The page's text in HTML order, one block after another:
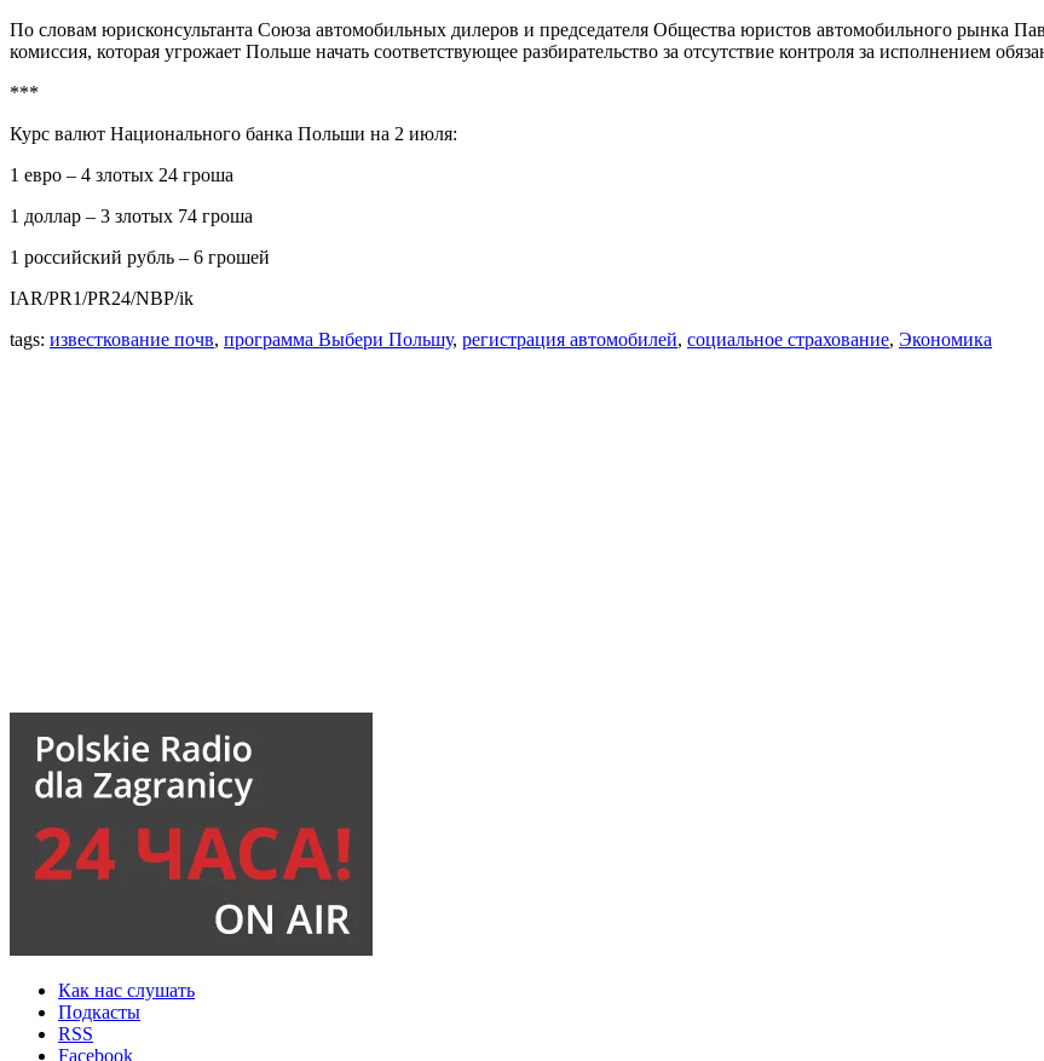
По словам юрисконсультанта Союза автомобильных дилеров и председателя Общества юристов автомобильного рынка
комиссия, которая угрожает Польше начать соответствующее разбирательство за отсутствие контроля за исполнением
***
Курс валют Национального банка Польши на 2 июля:
1 евро – 4 злотых 24 гроша
1 доллар – 3 злотых 74 гроша
1 российский рубль – 6 грошей
IAR/PR1/PR24/NBP/ik
tags: известкование почв, программа Выбери Польшу, регистрация автомобилей, социальное страхование, Экономика
Как нас слушать
Подкасты
RSS
Facebook